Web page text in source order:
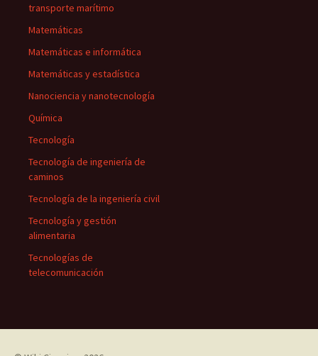
transporte marítimo
Matemáticas
Matemáticas e informática
Matemáticas y estadística
Nanociencia y nanotecnología
Química
Tecnología
Tecnología de ingeniería de
caminos
Tecnología de la ingeniería civil
Tecnología y gestión
alimentaria
Tecnologías de
telecomunicación